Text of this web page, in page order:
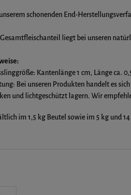
schonenden End-
Gesamtfleischanteil liegt bei unseren
Kantenlänge 1 cm, Länge ca.
Bei unseren Produkten handelt es
und lichtgeschützt lagern. Wir
im 1,5 kg Beutel sowie im 5 kg und